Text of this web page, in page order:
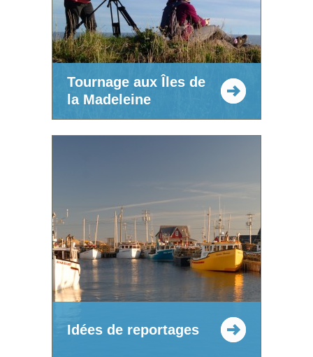
Tournage aux Îles de
la Madeleine
Idées de reportages